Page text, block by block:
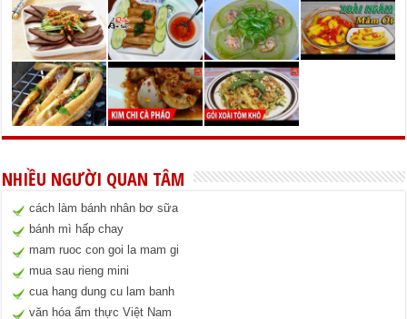
NHIỀU NGƯỜI QUAN TÂM
cách làm bánh nhân bơ sữa
bánh mì hấp chay
mam ruoc con goi la mam gi
mua sau rieng mini
cua hang dung cu lam banh
văn hóa ẩm thực Việt Nam